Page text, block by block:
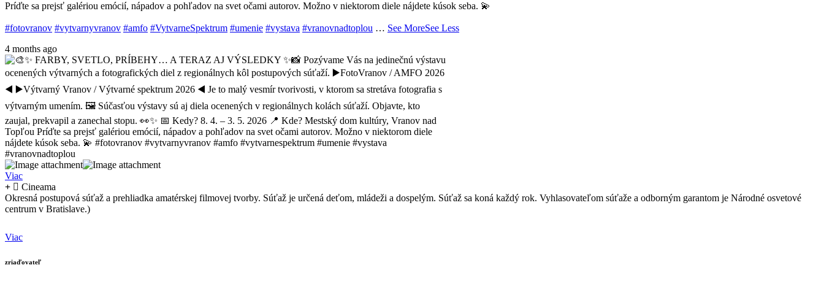
Príďte sa prejsť galériou emócií, nápadov a pohľadov na svet očami autorov. Možno v niektorom diele nájdete kúsok seba. 💫
#fotovranov #vytvarnyvranov #amfo #VytvarneSpektrum #umenie #vystava #vranovnadtoplou … See MoreSee Less
4 months ago
Viac
Cineama
Okresná postupová súťaž a prehliadka amatérskej filmovej tvorby. Súťaž je určená deťom, mládeži a dospelým. Súťaž sa koná každý rok. Vyhlasovateľom súťaže a odborným garantom je Národné osvetové
centrum v Bratislave.)
Viac
zriaďovateľ